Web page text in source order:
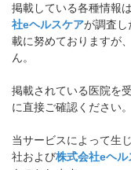
掲載している各種情報
社eヘルスケアが調査し
載に努めておりますが
ん。
掲載されている医院を
に直接ご確認ください。
当サービスによって生
社および株式会社eヘル